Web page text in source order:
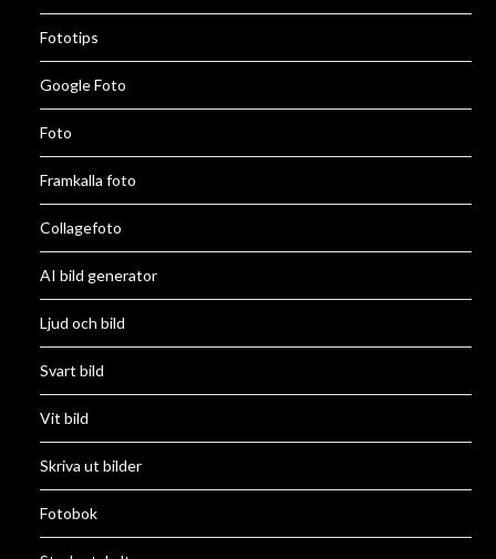
Fototips
Google Foto
Foto
Framkalla foto
Collagefoto
AI bild generator
Ljud och bild
Svart bild
Vit bild
Skriva ut bilder
Fotobok